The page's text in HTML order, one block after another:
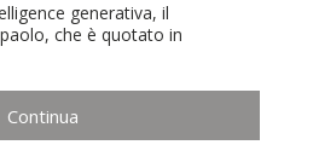
generativa, il
che è quotato in
Continua